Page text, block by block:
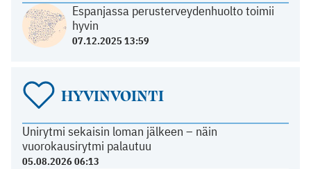
Espanjassa perusterveydenhuolto toimii
hyvin
07.12.2025 13:59
HYVINVOINTI
Unirytmi sekaisin loman jälkeen – näin
vuorokausirytmi palautuu
05.08.2026 06:13